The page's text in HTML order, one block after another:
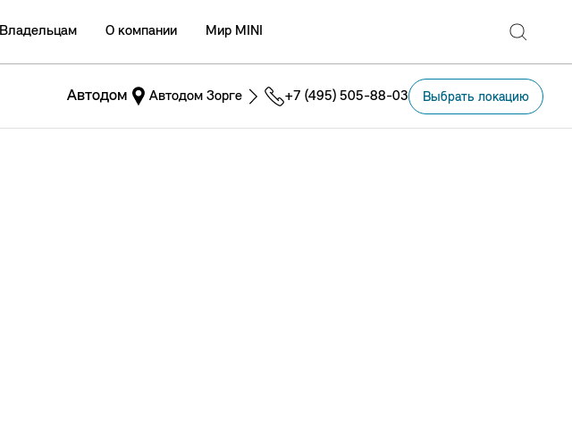
Автодом Выбрать локацию
Автодом Зорге +7 (495) 505-88-03
Владельцам О компании Мир MINI